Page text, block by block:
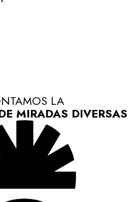
LA
MIRADAS DIVERSAS